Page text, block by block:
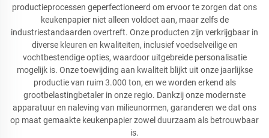
productieprocessen geperfectioneerd om ervoor te zorgen dat ons
keukenpapier niet alleen voldoet aan, maar zelfs de
industriestandaarden overtreft. Onze producten zijn verkrijgbaar in
diverse kleuren en kwaliteiten, inclusief voedselveilige en
vochtbestendige opties, waardoor uitgebreide personalisatie
mogelijk is. Onze toewijding aan kwaliteit blijkt uit onze jaarlijkse
productie van ruim 3.000 ton, en we worden erkend als
grootbelastingbetaler in onze regio. Dankzij onze modernste
apparatuur en naleving van milieunormen, garanderen we dat ons
op maat gemaakte keukenpapier zowel duurzaam als betrouwbaar
is.